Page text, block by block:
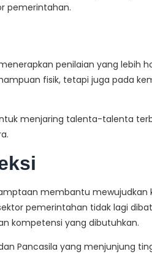
pemerintahan.
penilaian yang lebih
fisik, tetapi juga pada
menjaring talenta-talenta
membantu mewujudkan
pemerintahan tidak lagi
kompetensi yang dibutuhkan.
Pancasila yang menjunjung